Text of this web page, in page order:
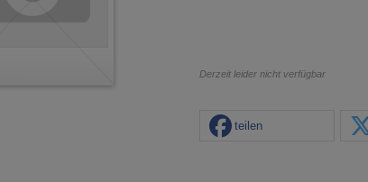
Derzeit leider nicht verfügbar
teilen